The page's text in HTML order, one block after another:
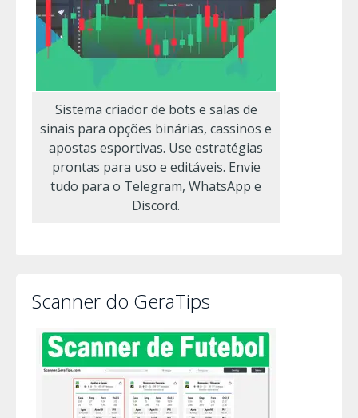
Sistema criador de bots e salas de
sinais para opções binárias, cassinos e
apostas esportivas. Use estratégias
prontas para uso e editáveis. Envie
tudo para o Telegram, WhatsApp e
Discord.
Scanner do GeraTips